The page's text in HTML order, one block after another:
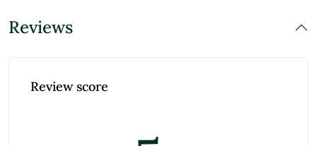
Reviews
Review score